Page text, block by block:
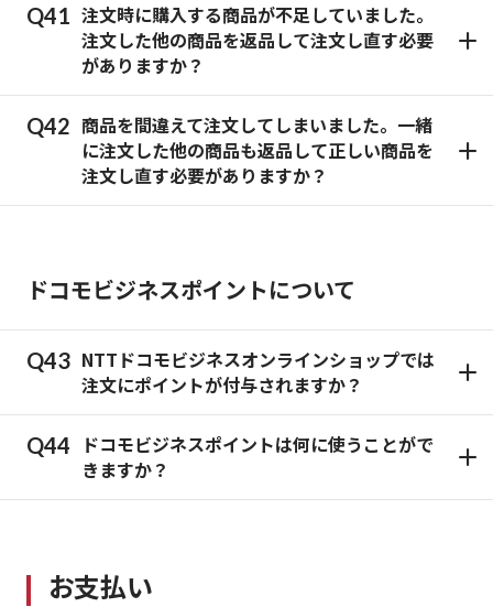
注文時に購入する商品が不足していました。
注文した他の商品を返品して注文し直す必要
がありますか？
商品を間違えて注文してしまいました。一緒
に注文した他の商品も返品して正しい商品を
注文し直す必要がありますか？
ドコモビジネスポイントについて
NTTドコモビジネスオンラインショップでは
注文にポイントが付与されますか？
ドコモビジネスポイントは何に使うことがで
きますか？
お支払い